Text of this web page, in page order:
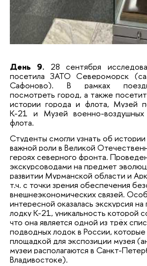
День 9.
28 сентября
посетила ЗАТО Североморск
Сафоново). В рамках
посмотреть город, а также
истории города и флота, Музей
К-21 и Музей военно-
флота.
Студенты смогли узнать об
важной роли в Великой
героях северного фронта.
экскурсоводами на предмет
развитии Мурманской области и
т.ч. с точки зрения обеспечения
внешнеэкономических связей.
интересной оказалась экскурсия
лодку К-21, уникальность которой
что она является одной из трёх
подводных лодок в России, которые
площадкой для экспозиции музея
музеи располагаются в Санкт-
Владивостоке).